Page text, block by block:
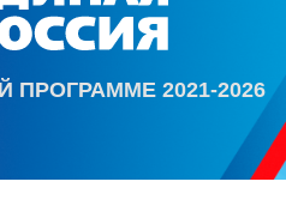
2021-2026